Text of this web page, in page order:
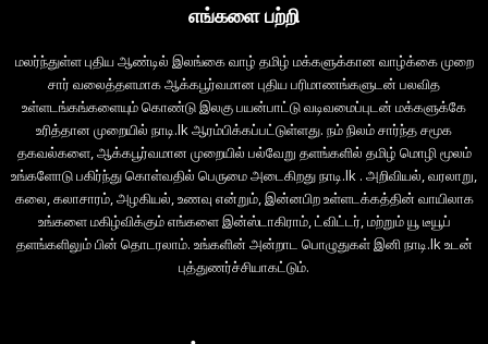
எங்களை பற்றி
மலர்ந்துள்ள புதிய ஆண்டில் இலங்கை வாழ் தமிழ் மக்களுக்கான வாழ்க்கை முறை
சார் வலைத்தளமாக ஆக்கபூர்வமான புதிய பரிமாணங்களுடன் பலவித
உள்ளடங்கங்களையும் கொண்டு இலகு பயன்பாட்டு வடிவமைப்புடன் மக்களுக்கே
உரித்தான முறையில் நாடி.lk ஆரம்பிக்கப்பட்டுள்ளது. நம் நிலம் சார்ந்த சமூக
தகவல்களை, ஆக்கபூர்வமான முறையில் பல்வேறு தளங்களில் தமிழ் மொழி மூலம்
உங்களோடு பகிர்ந்து கொள்வதில் பெருமை அடைகிறது நாடி.lk . அறிவியல், வரலாறு,
கலை, கலாசாரம், அழகியல், உணவு என்றும், இன்னபிற உள்ளடக்கத்தின் வாயிலாக
உங்களை மகிழ்விக்கும் எங்களை இன்ஸ்டாகிராம், ட்விட்டர், மற்றும் யூ டீயூப்
தளங்களிலும் பின் தொடரலாம். உங்களின் அன்றாட பொழுதுகள் இனி நாடி.lk உடன்
புத்துணர்ச்சியாகட்டும்.